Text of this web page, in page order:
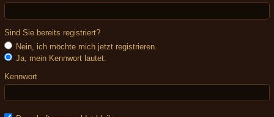
Sind Sie bereits registriert?
Nein, ich möchte mich jetzt registrieren.
Ja, mein Kennwort lautet:
Kennwort